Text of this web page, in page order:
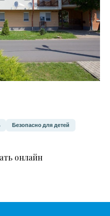
Безопасно для детей
онлайн